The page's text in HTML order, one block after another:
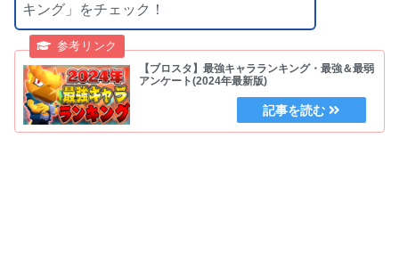
キング」をチェック！
【ブロスタ】最強キャラランキング・最強＆最弱
アンケート(2024年最新版)